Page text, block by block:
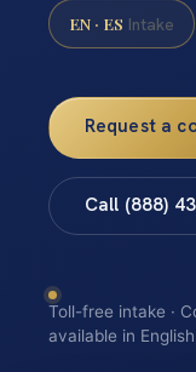
EN · ES Intake
Request a
Call (888)
Toll-free intake ·
available in